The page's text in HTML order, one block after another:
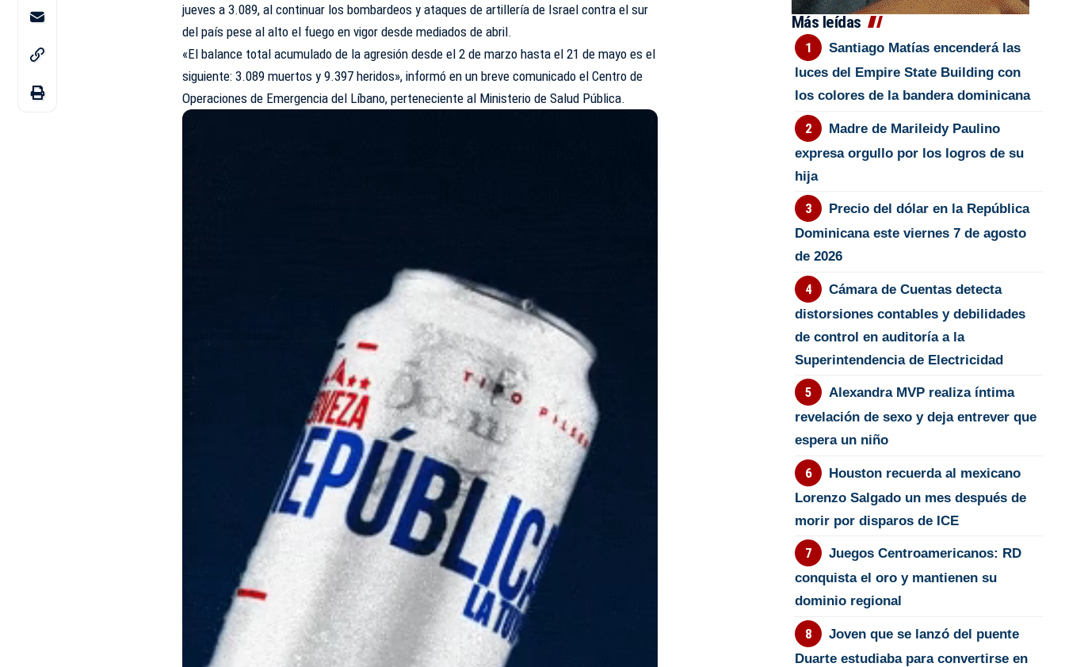
jueves a 3.089, al continuar los bombardeos y ataques de artillería de Israel contra el sur
del país pese al alto el fuego en vigor desde mediados de abril.
«El balance total acumulado de la agresión desde el 2 de marzo hasta el 21 de mayo es el
siguiente: 3.089 muertos y 9.397 heridos», informó en un breve comunicado el Centro de
Operaciones de Emergencia del Líbano, perteneciente al Ministerio de Salud Pública.
Más leídas
Santiago Matías encenderá las
luces del Empire State Building con
los colores de la bandera dominicana
Madre de Marileidy Paulino
expresa orgullo por los logros de su
hija
Precio del dólar en la República
Dominicana este viernes 7 de agosto
de 2026
Cámara de Cuentas detecta
distorsiones contables y debilidades
de control en auditoría a la
Superintendencia de Electricidad
Alexandra MVP realiza íntima
revelación de sexo y deja entrever que
espera un niño
Houston recuerda al mexicano
Lorenzo Salgado un mes después de
morir por disparos de ICE
Juegos Centroamericanos: RD
conquista el oro y mantienen su
dominio regional
Joven que se lanzó del puente
Duarte estudiaba para convertirse en